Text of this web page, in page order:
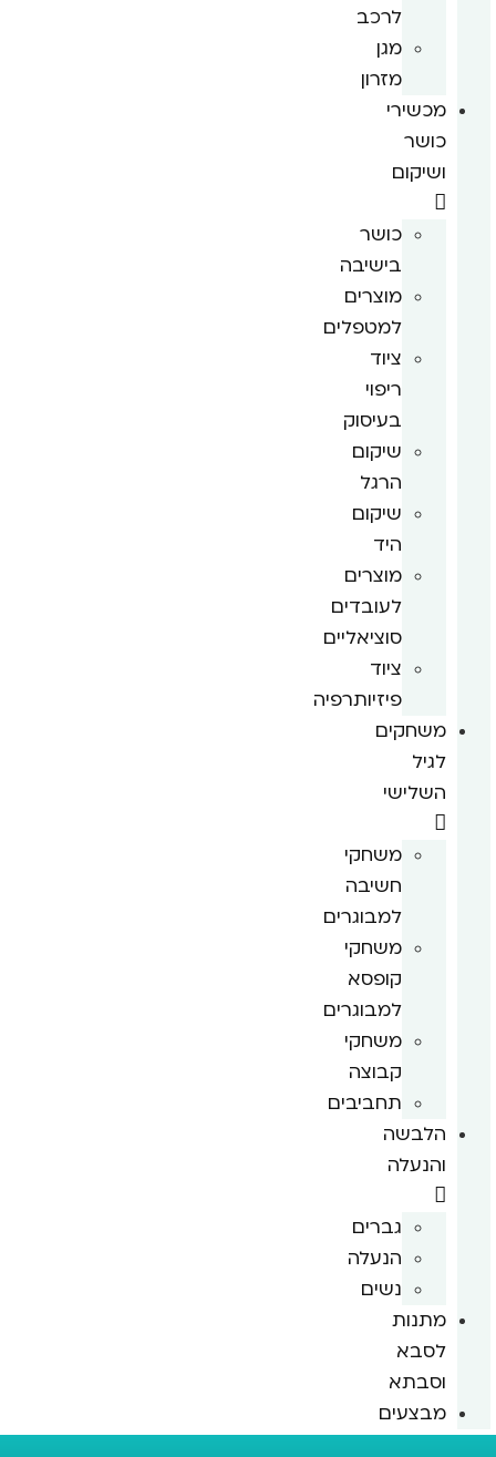
לרכב
מגן
מזרון
מכשירי
כושר
ושיקום
כושר
בישיבה
מוצרים
למטפלים
ציוד
ריפוי
בעיסוק
שיקום
הרגל
שיקום
היד
מוצרים
לעובדים
סוציאליים
ציוד
פיזיותרפיה
משחקים
לגיל
השלישי
משחקי
חשיבה
למבוגרים
משחקי
קופסא
למבוגרים
משחקי
קבוצה
תחביבים
הלבשה
והנעלה
גברים
הנעלה
נשים
מתנות
לסבא
וסבתא
מבצעים